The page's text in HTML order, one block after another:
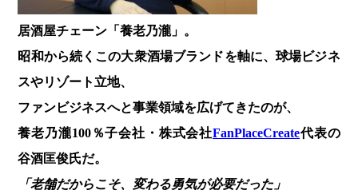
居酒屋チェーン「養老乃瀧」。
昭和から続くこの大衆酒場ブランドを軸に、球場ビジネ
スやリゾート立地、
ファンビジネスへと事業領域を広げてきたのが、
養老乃瀧100％子会社・株式会社FanPlaceCreate代表の
谷酒匡俊氏だ。
「老舗だからこそ、変わる勇気が必要だった」